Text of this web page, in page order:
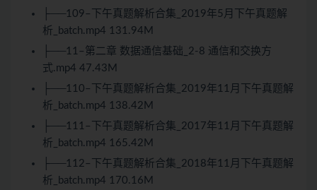
├──109–下午真题解析合集_2019年5月下午真题解
析_batch.mp4 131.94M
├──11–第二章 数据通信基础_2-8 通信和交换方
式.mp4 47.43M
├──110–下午真题解析合集_2019年11月下午真题解
析_batch.mp4 138.42M
├──111–下午真题解析合集_2017年11月下午真题解
析_batch.mp4 165.42M
├──112–下午真题解析合集_2018年11月下午真题解
析_batch.mp4 170.16M